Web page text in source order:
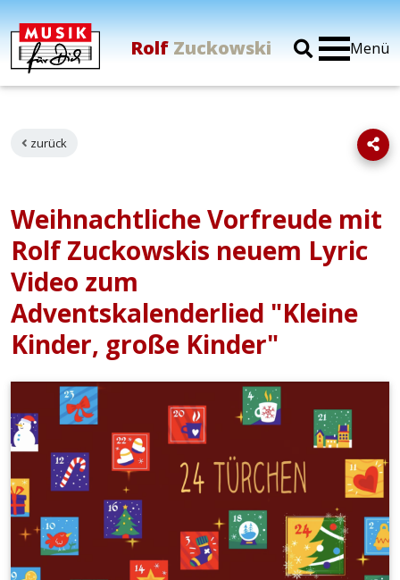
Rolf Zuckowski Menü
zurück
Weihnachtliche Vorfreude mit
Rolf Zuckowskis neuem Lyric
Video zum
Adventskalenderlied "Kleine
Kinder, große Kinder"